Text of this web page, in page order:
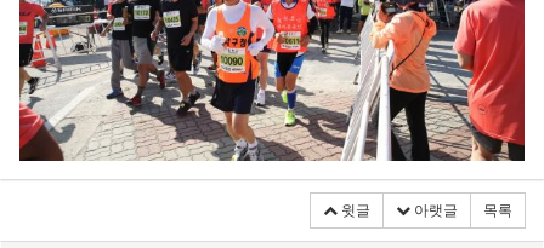
윗글 아랫글 목록